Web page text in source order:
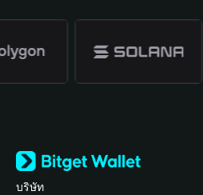
บริษัท